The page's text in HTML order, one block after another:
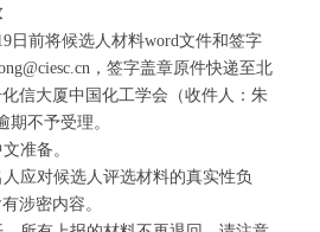
前将候选人材料word文件和签字
，签字盖章原件快递至北
信大厦中国化工学会（收件人：朱
期不予受理。
准备。
对候选人评选材料的真实性负
涉密内容。